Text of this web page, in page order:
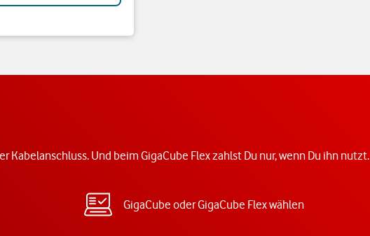
Und beim GigaCube Flex zahlst Du nur, wenn Du ihn nutzt.
GigaCube oder GigaCube Flex wählen